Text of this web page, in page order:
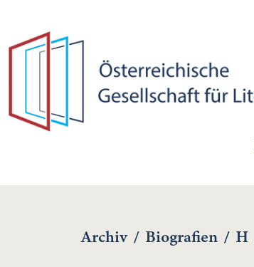
Archiv / Biografien / H